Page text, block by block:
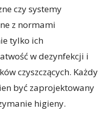
czy systemy
z normami
tylko ich
w dezynfekcji i
czyszczących. Każdy
być zaprojektowany
higieny.